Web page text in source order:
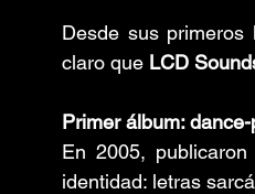
Desde sus primeros
claro que LCD
Primer álbum:
En 2005,
identidad: letras